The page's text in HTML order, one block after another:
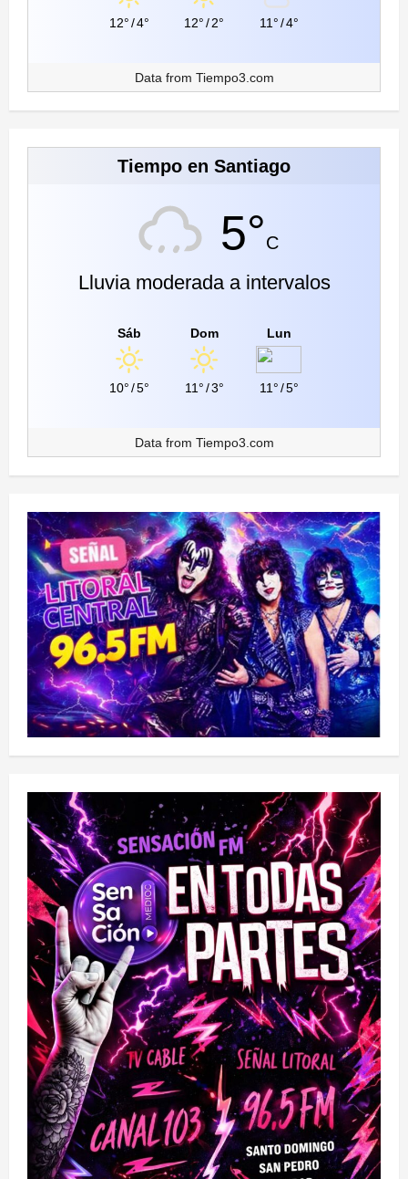
12°/4° 12°/2° 11°/4°
Data from Tiempo3.com
Tiempo en Santiago
5°C
Lluvia moderada a intervalos
Sáb
10°/5°
Dom
11°/3°
Lun
11°/5°
Data from Tiempo3.com